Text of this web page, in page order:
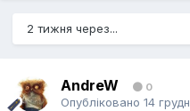
2 тижня через...
AndreW 0
Опубліковано 14